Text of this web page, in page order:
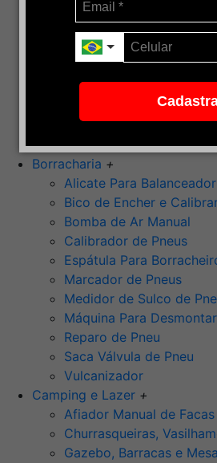
Escovas de Aço
Escovas de Latão
Lixas
Pasta Para Assentar
Pedra de Afiar
Ponta Montada (Oxido
Rebolos
Borracharia +
Alicate Para Balanceador
Bico de Encher e
Bomba de Ar Manual
Calibrador de Pneus
Espátula Para
Marcador de Pneus
Medidor de Sulco de
Máquina Para
Reparo de Pneu
Saca Válvula de Pneu
Vulcanizador
Camping e Lazer +
Afiador Manual de
Churrasqueiras,
Gazebo, Barracas e